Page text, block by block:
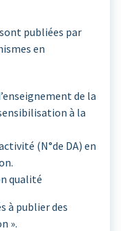
publiées par
en
de la
à la
(N°de DA) en
qualité
à publier des
».